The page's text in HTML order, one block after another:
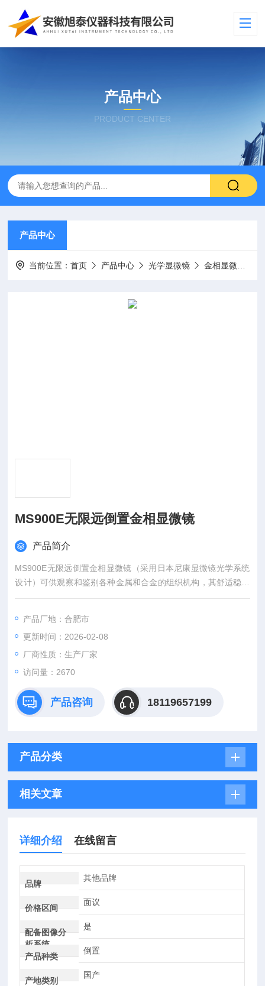
产品中心
PRODUCT CENTER
产品中心
当前位置：首页 产品中心 光学显微镜 金相显微镜
MS900E无限远倒置金相显微镜
产品简介
MS900E无限远倒置金相显微镜（采用日本尼康显微镜光学系统
设计）可供观察和鉴别各种金属和合金的组织机构，其舒适稳重
的镜体机构、高效方便的载物台设计、轻松快捷的操作方式,适合
产品厂地：合肥市
更新时间：2026-02-08
厂商性质：生产厂家
访问量：2670
产品咨询 18119657199
产品分类
相关文章
详细介绍 在线留言
品牌
其他品牌
价格区间
面议
配备图像分
析系统
是
产品种类
倒置
产地类别
国产